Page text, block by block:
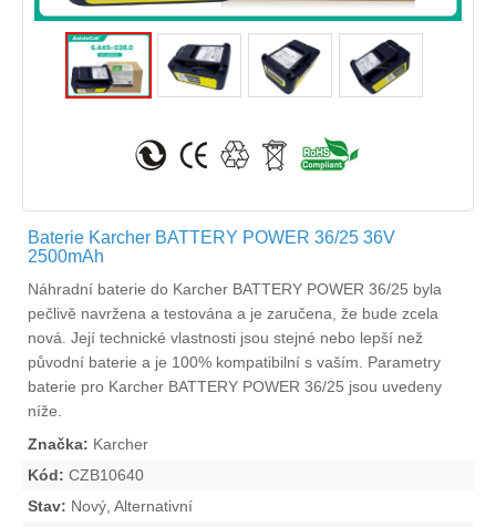
Baterie Karcher BATTERY POWER 36/25 36V
2500mAh
Náhradní baterie do Karcher BATTERY POWER 36/25 byla
pečlivě navržena a testována a je zaručena, že bude zcela
nová. Její technické vlastnosti jsou stejné nebo lepší než
původní baterie a je 100% kompatibilní s vaším. Parametry
baterie pro Karcher BATTERY POWER 36/25 jsou uvedeny
níže.
Značka: Karcher
Kód: CZB10640
Stav: Nový, Alternativní